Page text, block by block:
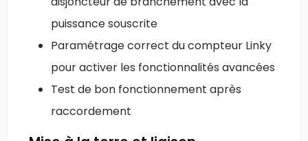
puissance souscrite
Paramétrage correct du compteur Linky
pour activer les fonctionnalités avancées
Test de bon fonctionnement après
raccordement